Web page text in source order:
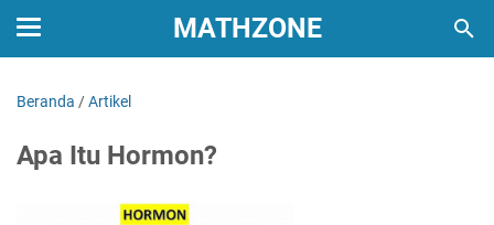
MATHZONE
Beranda /Artikel
Apa Itu Hormon?